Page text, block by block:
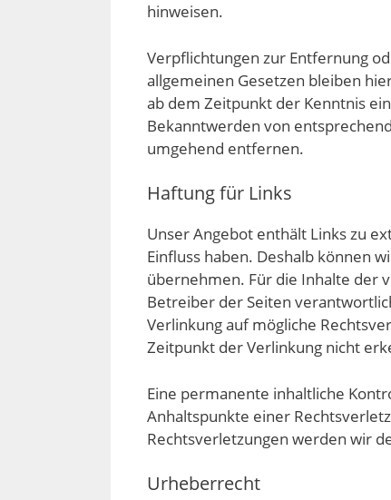
hinweisen.
Verpflichtungen zur Entfernung
allgemeinen Gesetzen bleiben
ab dem Zeitpunkt der Kenntnis
Bekanntwerden von
umgehend entfernen.
Haftung für Links
Unser Angebot enthält Links zu
Einfluss haben. Deshalb können
übernehmen. Für die Inhalte der
Betreiber der Seiten
Verlinkung auf mögliche
Zeitpunkt der Verlinkung nicht
Eine permanente inhaltliche
Anhaltspunkte einer
Rechtsverletzungen werden wir
Urheberrecht